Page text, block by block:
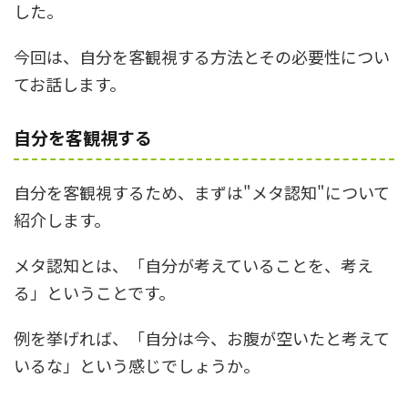
した。
今回は、自分を客観視する方法とその必要性につい
てお話します。
自分を客観視する
自分を客観視するため、まずは"メタ認知"について
紹介します。
メタ認知とは、「自分が考えていることを、考え
る」ということです。
例を挙げれば、「自分は今、お腹が空いたと考えて
いるな」という感じでしょうか。